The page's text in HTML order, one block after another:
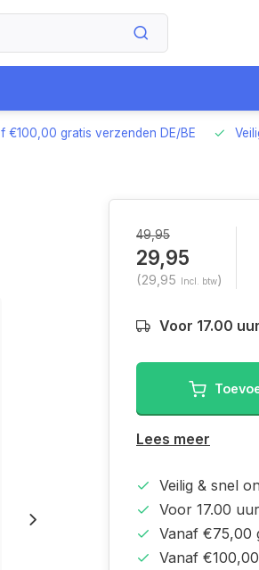
€100,00 gratis verzenden DE/BE
49,95
29,95
(29,95 Incl. btw)
Voor 17.00
Lees meer
Veilig & snel
Voor 17.00
Vanaf €75,00
Vanaf